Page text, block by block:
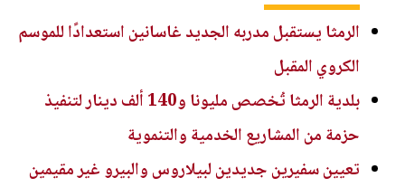
الرمثا يستقبل مدربه الجديد غاسانين استعدادًا للموسم
الكروي المقبل
بلدية الرمثا تُخصص مليونا و140 ألف دينار لتنفيذ
حزمة من المشاريع الخدمية والتنموية
تعيين سفيرين جديدين لبيلاروس والبيرو غير مقيمين